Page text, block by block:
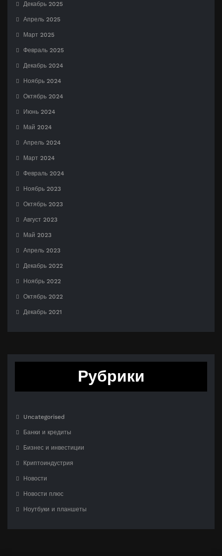
Декабрь 2025
Апрель 2025
Март 2025
Февраль 2025
Декабрь 2024
Ноябрь 2024
Октябрь 2024
Июнь 2024
Май 2024
Апрель 2024
Март 2024
Февраль 2024
Ноябрь 2023
Октябрь 2023
Август 2023
Май 2023
Апрель 2023
Декабрь 2022
Ноябрь 2022
Октябрь 2022
Декабрь 2021
Рубрики
Uncategorised
Банки и кредиты
Бизнес и инвестиции
Криптоиндустрия
Новости
Новости плюс
Ноутбуки и планшеты